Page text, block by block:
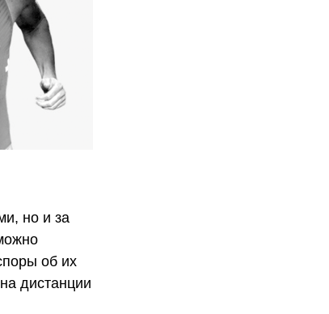
но и за
об их
дистанции